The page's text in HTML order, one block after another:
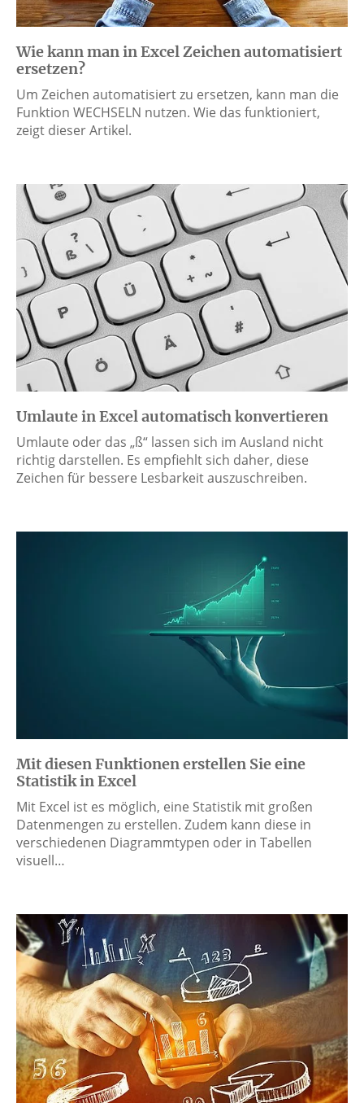
Wie kann man in Excel Zeichen automatisiert
ersetzen?
Um Zeichen automatisiert zu ersetzen, kann man die
Funktion WECHSELN nutzen. Wie das funktioniert,
zeigt dieser Artikel.
Umlaute in Excel automatisch konvertieren
Umlaute oder das „ß“ lassen sich im Ausland nicht
richtig darstellen. Es empfiehlt sich daher, diese
Zeichen für bessere Lesbarkeit auszuschreiben.
Mit diesen Funktionen erstellen Sie eine
Statistik in Excel
Mit Excel ist es möglich, eine Statistik mit großen
Datenmengen zu erstellen. Zudem kann diese in
verschiedenen Diagrammtypen oder in Tabellen
visuell…